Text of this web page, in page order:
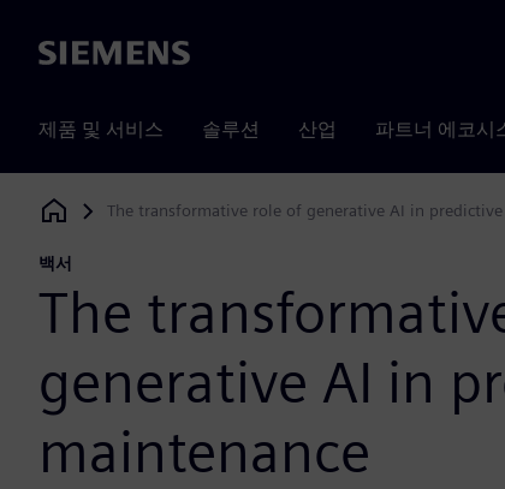
Siemens
제품 및 서비스 솔루션 산업 파트너 에코시
Siemens Digital Industries Software
The transformative role of generative AI in
백서
The
generative AI in
maintenance